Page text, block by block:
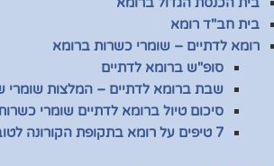
בית חב"ד רומא
רומא לדתיים – שומרי כשרות ברומא
סופ"ש ברומא לדתיים
שבת ברומא לדתיים – המלצות שומרי
סיכום טיול ברומא לדתיים שומרי
7 טיפים על רומא בתקופת הקורונה לטובת שומרי כשרות